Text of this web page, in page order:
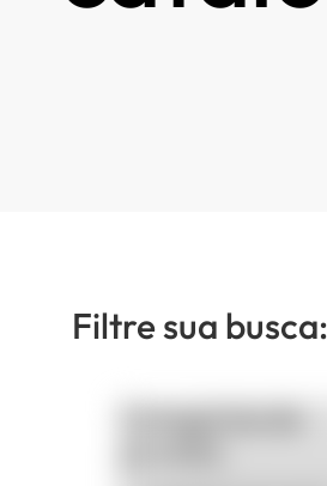
Filtre sua busca:
Categorias de